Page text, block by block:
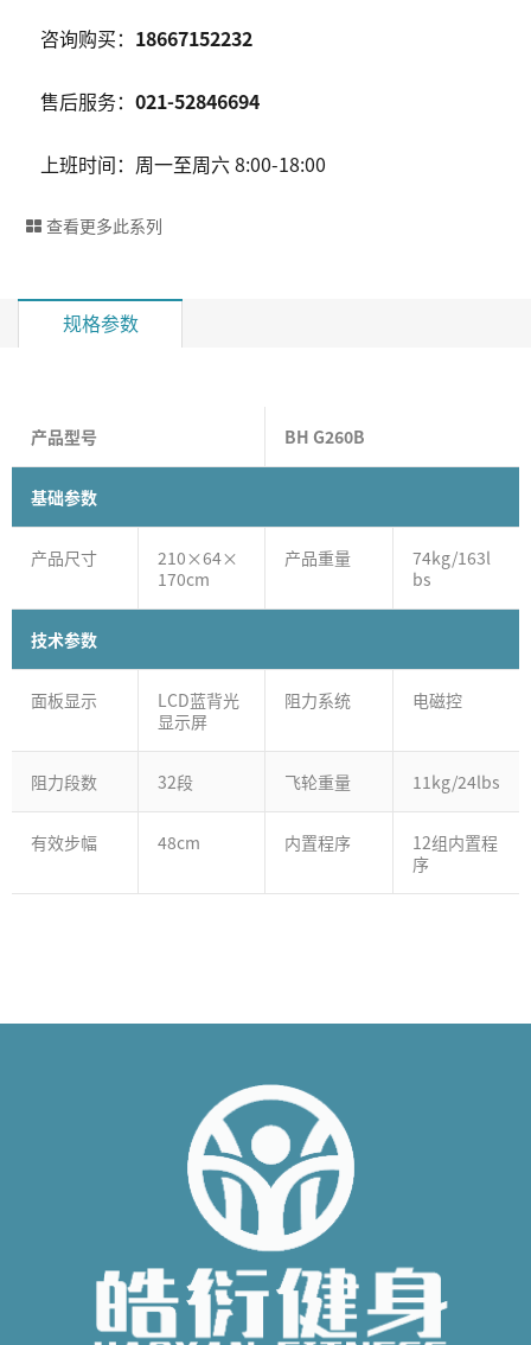
咨询购买： 18667152232
售后服务： 021-52846694
上班时间：周一至周六 8:00-18:00
查看更多此系列
规格参数
产品型号 BH G260B
基础参数
产品尺寸
210×64×
170cm
产品重量
74kg/163l
bs
技术参数
面板显示
LCD蓝背光
显示屏
阻力系统 电磁控
阻力段数 32段 飞轮重量 11kg/24lbs
有效步幅 48cm 内置程序
12组内置程
序